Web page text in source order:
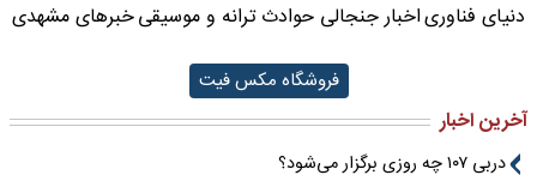
دنیای فناوریاخبار جنجالی حوادثترانه و موسیقیخبرهای مشهدی
فروشگاه مکس فیت
آخرین اخبار
دربی ۱۰۷ چه روزی برگزار می‌شود؟